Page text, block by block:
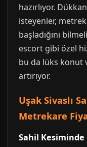
hazırlıyor.
isteyenler,
başladığını
escort gibi özel
bu da lüks konut
artırıyor.
Uşak Sivaslı
Metrekare
Sahil